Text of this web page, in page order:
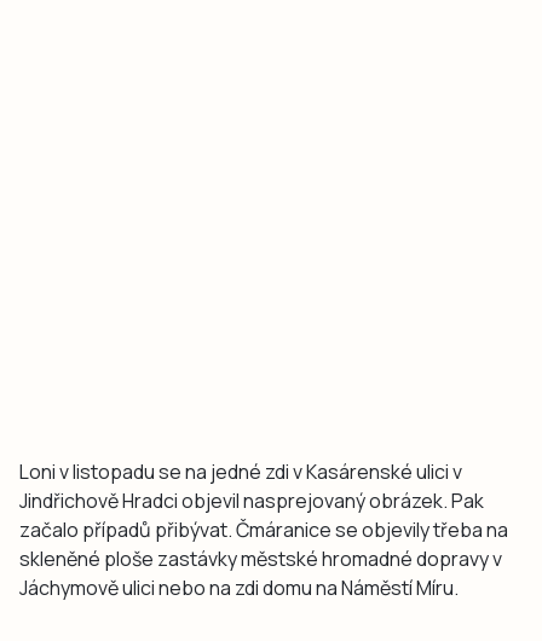
Loni v listopadu se na jedné zdi v Kasárenské ulici v
Jindřichově Hradci objevil nasprejovaný obrázek. Pak
začalo případů přibývat. Čmáranice se objevily třeba na
skleněné ploše zastávky městské hromadné dopravy v
Jáchymově ulici nebo na zdi domu na Náměstí Míru.